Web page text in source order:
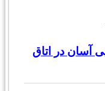
آسان در اتاق